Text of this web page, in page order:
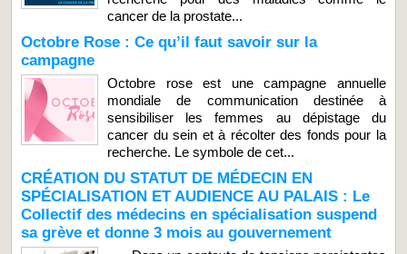
cancer de la prostate...
Octobre Rose : Ce qu’il faut savoir sur la
campagne
Octobre rose est une campagne annuelle
mondiale de communication destinée à
sensibiliser les femmes au dépistage du
cancer du sein et à récolter des fonds pour la
recherche. Le symbole de cet...
CRÉATION DU STATUT DE MÉDECIN EN
SPÉCIALISATION ET AUDIENCE AU PALAIS : Le
Collectif des médecins en spécialisation suspend
sa grève et donne 3 mois au gouvernement